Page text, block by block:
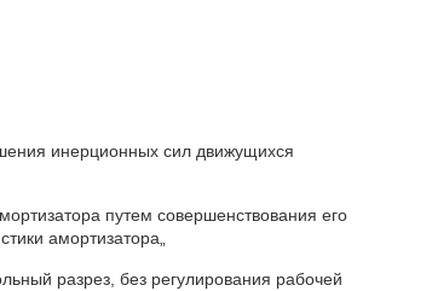
инерционных сил движущихся
путем совершенствования его
амортизатора„
разрез, без регулирования рабочей